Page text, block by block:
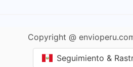
Corongo
Copyright @
Seguimiento &